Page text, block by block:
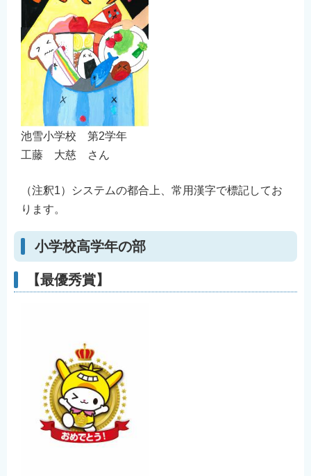
池雪小学校 第2学年
工藤 大慈 さん
（注釈1）システムの都合上、常用漢字で標記してお
ります。
小学校高学年の部
【最優秀賞】